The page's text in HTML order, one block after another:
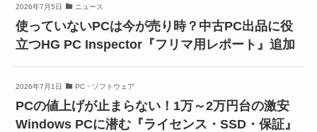
2026年7月5日 ニュース
使っていないPCは今が売り時？中古PC出品に役
立つHG PC Inspector『フリマ用レポート』追加
2026年7月1日 PC・ソフトウェア
PCの値上げが止まらない！1万～2万円台の激安
Windows PCに潜む『ライセンス・SSD・保証』